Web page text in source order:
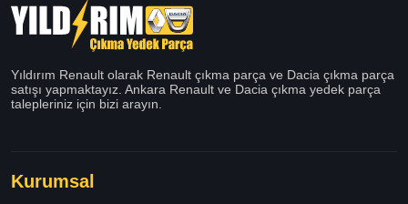
Yıldırım Renault olarak Renault çıkma parça ve Dacia çıkma parça
satışı yapmaktayız. Ankara Renault ve Dacia çıkma yedek parça
talepleriniz için bizi arayın.
Kurumsal